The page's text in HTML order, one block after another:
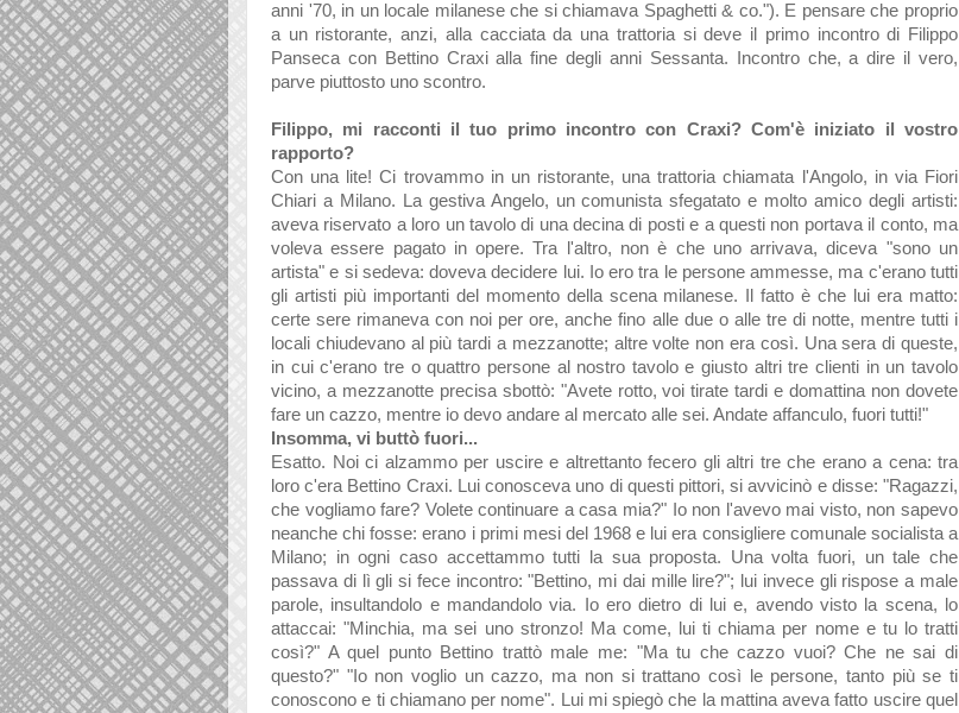
anni '70, in un locale milanese che si chiamava Spaghetti & co."). E pensare che proprio
a un ristorante, anzi, alla cacciata da una trattoria si deve il primo incontro di Filippo
Panseca con Bettino Craxi alla fine degli anni Sessanta. Incontro che, a dire il vero,
parve piuttosto uno scontro.
Filippo, mi racconti il tuo primo incontro con Craxi? Com'è iniziato il vostro
rapporto?
Con una lite! Ci trovammo in un ristorante, una trattoria chiamata l'Angolo, in via Fiori
Chiari a Milano. La gestiva Angelo, un comunista sfegatato e molto amico degli artisti:
aveva riservato a loro un tavolo di una decina di posti e a questi non portava il conto, ma
voleva essere pagato in opere. Tra l'altro, non è che uno arrivava, diceva "sono un
artista" e si sedeva: doveva decidere lui. Io ero tra le persone ammesse, ma c'erano tutti
gli artisti più importanti del momento della scena milanese. Il fatto è che lui era matto:
certe sere rimaneva con noi per ore, anche fino alle due o alle tre di notte, mentre tutti i
locali chiudevano al più tardi a mezzanotte; altre volte non era così. Una sera di queste,
in cui c'erano tre o quattro persone al nostro tavolo e giusto altri tre clienti in un tavolo
vicino, a mezzanotte precisa sbottò: "Avete rotto, voi tirate tardi e domattina non dovete
fare un cazzo, mentre io devo andare al mercato alle sei. Andate affanculo, fuori tutti!"
Insomma, vi buttò fuori...
Esatto. Noi ci alzammo per uscire e altrettanto fecero gli altri tre che erano a cena: tra
loro c'era Bettino Craxi. Lui conosceva uno di questi pittori, si avvicinò e disse: "Ragazzi,
che vogliamo fare? Volete continuare a casa mia?" Io non l'avevo mai visto, non sapevo
neanche chi fosse: erano i primi mesi del 1968 e lui era consigliere comunale socialista a
Milano; in ogni caso accettammo tutti la sua proposta. Una volta fuori, un tale che
passava di lì gli si fece incontro: "Bettino, mi dai mille lire?"; lui invece gli rispose a male
parole, insultandolo e mandandolo via. Io ero dietro di lui e, avendo visto la scena, lo
attaccai: "Minchia, ma sei uno stronzo! Ma come, lui ti chiama per nome e tu lo tratti
così?" A quel punto Bettino trattò male me: "Ma tu che cazzo vuoi? Che ne sai di
questo?" "Io non voglio un cazzo, ma non si trattano così le persone, tanto più se ti
conoscono e ti chiamano per nome". Lui mi spiegò che la mattina aveva fatto uscire quel